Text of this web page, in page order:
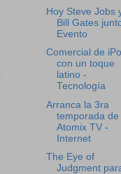
Hoy Steve Jobs
Bill Gates
Evento
Comercial de
con un toque
latino -
Tecnología
Arranca la 3ra
temporada de
Atomix TV -
Internet
The Eye of
Judgment